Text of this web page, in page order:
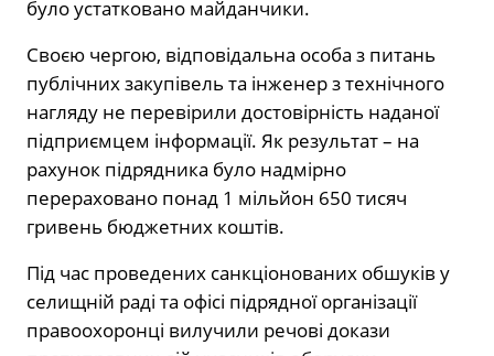
було устатковано майданчики.
Своєю чергою, відповідальна особа з питань
публічних закупівель та інженер з технічного
нагляду не перевірили достовірність наданої
підприємцем інформації. Як результат – на
рахунок підрядника було надмірно
перераховано понад 1 мільйон 650 тисяч
гривень бюджетних коштів.
Під час проведених санкціонованих обшуків у
селищній раді та офісі підрядної організації
правоохоронці вилучили речові докази